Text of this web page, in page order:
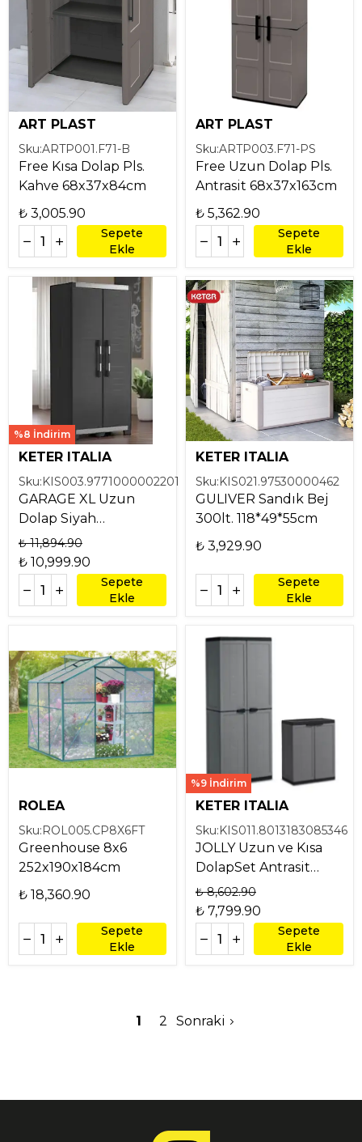
ART PLAST
Sku:ARTP001.F71-B
Free Kısa Dolap Pls.
Kahve 68x37x84cm
₺ 3,005.90
Sepete
Ekle
ART PLAST
Sku:ARTP003.F71-PS
Free Uzun Dolap Pls.
Antrasit 68x37x163cm
₺ 5,362.90
Sepete
Ekle
%8 İndirim
KETER ITALIA
Sku:KIS003.9771000002201
GARAGE XL Uzun
Dolap Siyah
89x54x188 cm
₺ 11,894.90
₺ 10,999.90
Sepete
Ekle
KETER ITALIA
Sku:KIS021.97530000462
GULIVER Sandık Bej
300lt. 118*49*55cm
₺ 3,929.90
Sepete
Ekle
ROLEA
Sku:ROL005.CP8X6FT
Greenhouse 8x6
252x190x184cm
₺ 18,360.90
Sepete
Ekle
%9 İndirim
KETER ITALIA
Sku:KIS011.8013183085346
JOLLY Uzun ve Kısa
DolapSet Antrasit
68*39*166 -68
₺ 8,602.90
₺ 7,799.90
Sepete
Ekle
1 2 Sonraki